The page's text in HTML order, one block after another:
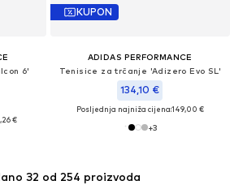
6'
€
KUPON
ADIDAS PERFORMANCE
Tenisice za trčanje 'Adizero Evo SL'
134,10 €
Posljednja najniža cijena:149,00 €
+3
32 od 254 proizvoda